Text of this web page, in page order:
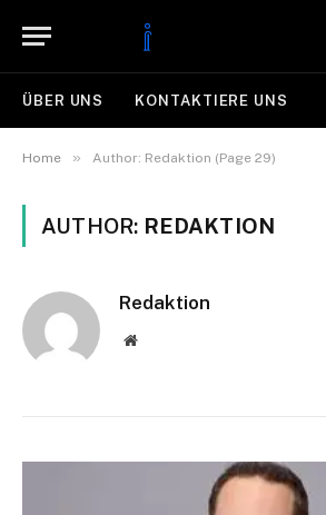
ÜBER UNS KONTAKTIERE UNS
Home » Author: Redaktion (Page 29)
AUTHOR: REDAKTION
Redaktion
Website